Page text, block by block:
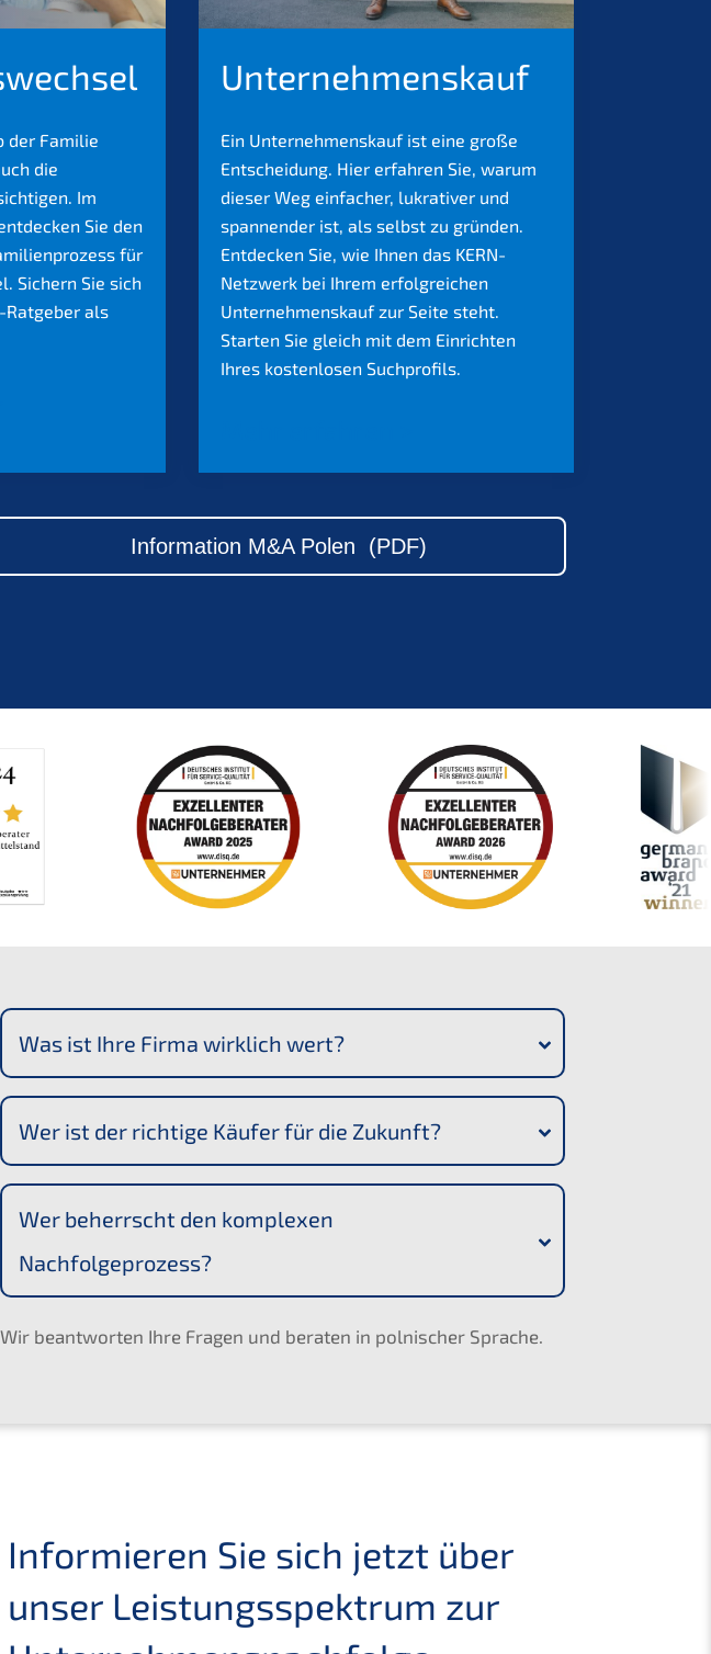
der Familie
die
Im
Sie den
für
Sichern Sie sich
Ratgeber als
Unternehmenskauf
Ein Unternehmenskauf ist eine große
Entscheidung. Hier erfahren Sie, warum
dieser Weg einfacher, lukrativer und
spannender ist, als selbst zu gründen.
Entdecken Sie, wie Ihnen das KERN-
Netzwerk bei Ihrem erfolgreichen
Unternehmenskauf zur Seite steht.
Starten Sie gleich mit dem Einrichten
Ihres kostenlosen Suchprofils.
Information M&A Polen (PDF)
Was ist Ihre Firma wirklich wert?
Wer ist der richtige Käufer für die Zukunft?
Wer beherrscht den komplexen
Nachfolgeprozess?
Wir beantworten Ihre Fragen und beraten in polnischer Sprache.
Informieren Sie sich jetzt über
unser Leistungsspektrum zur